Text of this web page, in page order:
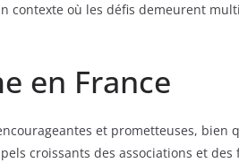
contexte où les défis demeurent
en France
et prometteuses, bien
croissants des associations et